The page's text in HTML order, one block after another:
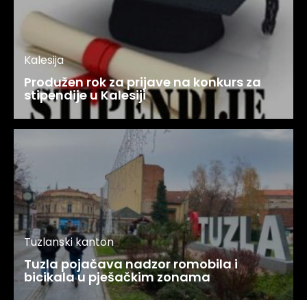
Kalesija
Produžen rok za prijave na konkurs za
stipendije u Kalesiji
Tuzlanski kanton
Tuzla pojačava nadzor romobila i
bicikala u pješačkim zonama